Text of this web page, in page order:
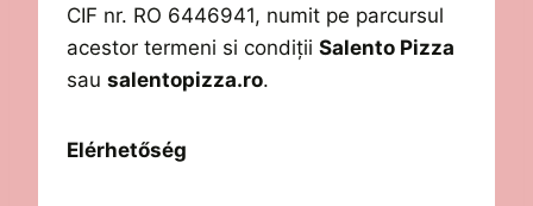
CIF nr. RO 6446941, numit pe parcursul
acestor termeni si condiții Salento Pizza
sau salentopizza.ro.
Elérhetőség